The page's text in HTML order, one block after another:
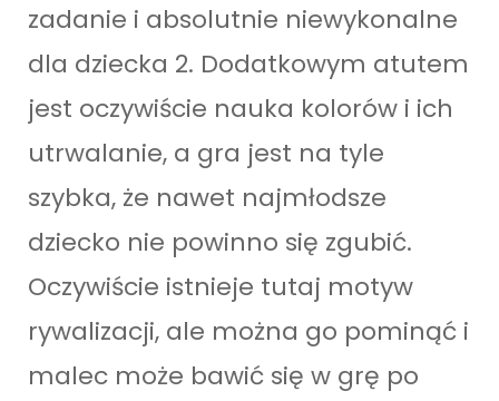
zadanie i absolutnie niewykonalne
dla dziecka 2. Dodatkowym atutem
jest oczywiście nauka kolorów i ich
utrwalanie, a gra jest na tyle
szybka, że nawet najmłodsze
dziecko nie powinno się zgubić.
Oczywiście istnieje tutaj motyw
rywalizacji, ale można go pominąć i
malec może bawić się w grę po